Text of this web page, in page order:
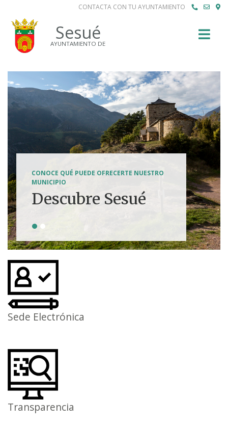
CONTACTA CON TU AYUNTAMIENTO
Sesué
AYUNTAMIENTO DE
CONOCE QUÉ PUEDE OFRECERTE NUESTRO
MUNICIPIO
Descubre Sesué
Tierra de
aventuras
Sede Electrónica
Transparencia